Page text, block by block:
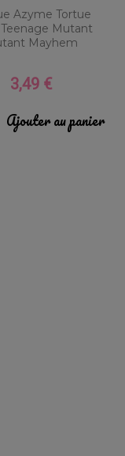
Azyme Tortue
Teenage Mutant
Mayhem
Prix
3,49 €
Ajouter au panier